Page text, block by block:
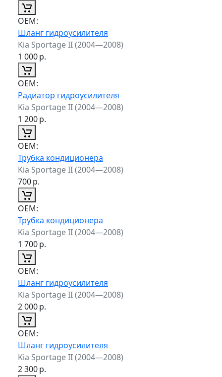
ОЕМ:
Шланг гидроусилителя
Kia Sportage II (2004—2008)
1 000р.
ОЕМ:
Радиатор гидроусилителя
Kia Sportage II (2004—2008)
1 200р.
ОЕМ:
Трубка кондиционера
Kia Sportage II (2004—2008)
700р.
ОЕМ:
Трубка кондиционера
Kia Sportage II (2004—2008)
1 700р.
ОЕМ:
Шланг гидроусилителя
Kia Sportage II (2004—2008)
2 000р.
ОЕМ:
Шланг гидроусилителя
Kia Sportage II (2004—2008)
2 300р.